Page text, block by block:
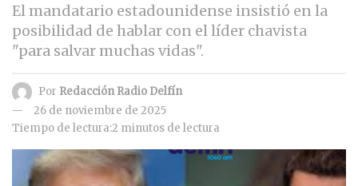
El mandatario estadounidense insistió en la
posibilidad de hablar con el líder chavista
"para salvar muchas vidas".
Por Redacción Radio Delfín
26 de noviembre de 2025
Tiempo de lectura:2 minutos de lectura